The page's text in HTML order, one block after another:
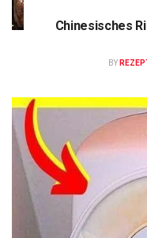
Chinesisches
BY